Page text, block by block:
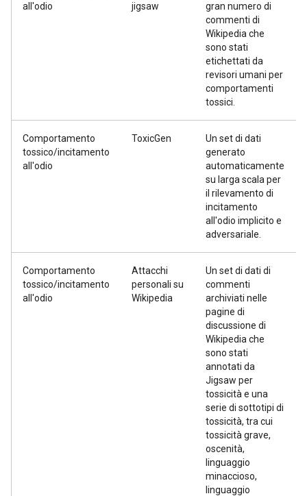
all'odio
jigsaw
gran numero di
commenti di
Wikipedia che
sono stati
etichettati da
revisori umani per
comportamenti
tossici.
Comportamento
tossico/incitamento
all'odio
ToxicGen
Un set di dati
generato
automaticamente
su larga scala per
il rilevamento di
incitamento
all'odio implicito e
adversariale.
Comportamento
tossico/incitamento
all'odio
Attacchi
personali su
Wikipedia
Un set di dati di
commenti
archiviati nelle
pagine di
discussione di
Wikipedia che
sono stati
annotati da
Jigsaw per
tossicità e una
serie di sottotipi di
tossicità, tra cui
tossicità grave,
oscenità,
linguaggio
minaccioso,
linguaggio